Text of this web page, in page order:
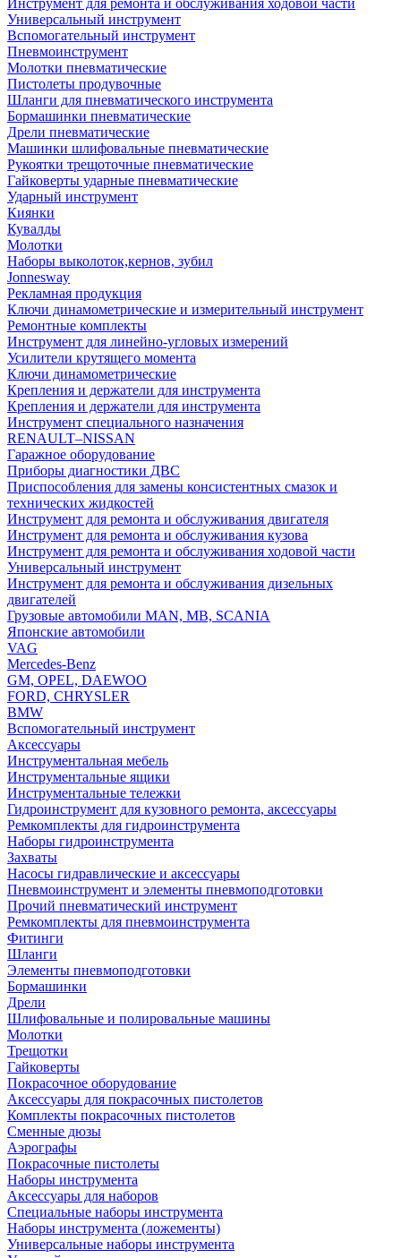
Инструмент для ремонта и обслуживания ходовой части
Универсальный инструмент
Вспомогательный инструмент
Пневмоинструмент
Молотки пневматические
Пистолеты продувочные
Шланги для пневматического инструмента
Бормашинки пневматические
Дрели пневматические
Машинки шлифовальные пневматические
Рукоятки трещоточные пневматические
Гайковерты ударные пневматические
Ударный инструмент
Киянки
Кувалды
Молотки
Наборы выколоток,кернов, зубил
Jonnesway
Рекламная продукция
Ключи динамометрические и измерительный инструмент
Ремонтные комплекты
Инструмент для линейно-угловых измерений
Усилители крутящего момента
Ключи динамометрические
Крепления и держатели для инструмента
Крепления и держатели для инструмента
Инструмент специального назначения
RENAULT–NISSAN
Гаражное оборудование
Приборы диагностики ДВС
Приспособления для замены консистентных смазок и
технических жидкостей
Инструмент для ремонта и обслуживания двигателя
Инструмент для ремонта и обслуживания кузова
Инструмент для ремонта и обслуживания ходовой части
Универсальный инструмент
Инструмент для ремонта и обслуживания дизельных
двигателей
Грузовые автомобили MAN, MB, SCANIA
Японские автомобили
VAG
Mercedes-Benz
GM, OPEL, DAEWOO
FORD, CHRYSLER
BMW
Вспомогательный инструмент
Аксессуары
Инструментальная мебель
Инструментальные ящики
Инструментальные тележки
Гидроинструмент для кузовного ремонта, аксессуары
Ремкомплекты для гидроинструмента
Наборы гидроинструмента
Захваты
Насосы гидравлические и аксессуары
Пневмоинструмент и элементы пневмоподготовки
Прочий пневматический инструмент
Ремкомплекты для пневмоинструмента
Фитинги
Шланги
Элементы пневмоподготовки
Бормашинки
Дрели
Шлифовальные и полировальные машины
Молотки
Трещотки
Гайковерты
Покрасочное оборудование
Аксессуары для покрасочных пистолетов
Комплекты покрасочных пистолетов
Сменные дюзы
Аэрографы
Покрасочные пистолеты
Наборы инструмента
Аксессуары для наборов
Специальные наборы инструмента
Наборы инструмента (ложементы)
Универсальные наборы инструмента